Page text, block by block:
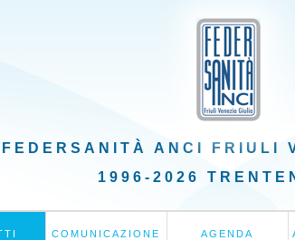
FEDERSANITÀ ANCI FRIULI
1996-2026
COMUNICAZIONE AGENDA